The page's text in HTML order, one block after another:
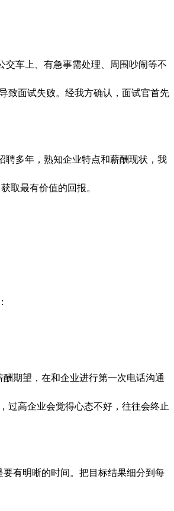
交车上、有急事需处理、周围吵闹等不
致面试失败。经我方确认，面试官首先
聘多年，熟知企业特点和薪酬现状，我
取最有价值的回报。
期望，在和企业进行第一次电话沟通
过高企业会觉得心态不好，往往会终止
有明晰的时间。把目标结果细分到每